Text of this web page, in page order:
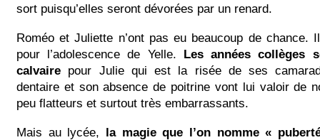
sort puisqu’elles seront dévorées par un renard.
Roméo et Juliette n’ont pas eu beaucoup de chance.
pour l’adolescence de Yelle. Les années collèges
calvaire pour Julie qui est la risée de ses
dentaire et son absence de poitrine vont lui valoir de
peu flatteurs et surtout très embarrassants.
Mais au lycée, la magie que l’on nomme «